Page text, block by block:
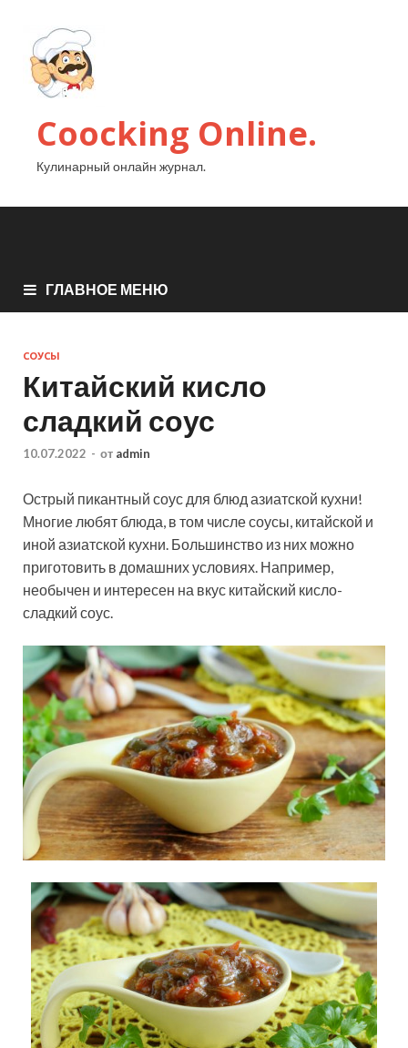
Coocking Online.
Кулинарный онлайн журнал.
ГЛАВНОЕ МЕНЮ
СОУСЫ
Китайский кисло
сладкий соус
10.07.2022 - от admin
Острый пикантный соус для блюд азиатской кухни!
Многие любят блюда, в том числе соусы, китайской и
иной азиатской кухни. Большинство из них можно
приготовить в домашних условиях. Например,
необычен и интересен на вкус китайский кисло-
сладкий соус.